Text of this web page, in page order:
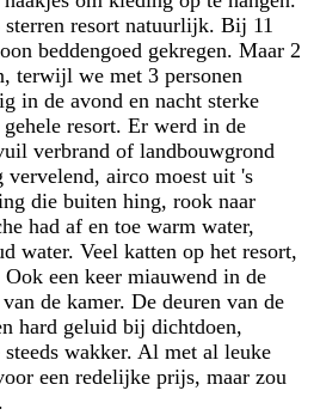
sterren resort natuurlijk. Bij 11
beddengoed gekregen. Maar 2
terwijl we met 3 personen
in de avond en nacht sterke
resort. Er werd in de
verbrand of landbouwgrond
vervelend, airco moest uit 's
die buiten hing, rook naar
had af en toe warm water,
water. Veel katten op het resort,
Ook een keer miauwend in de
de kamer. De deuren van de
hard geluid bij dichtdoen,
wakker. Al met al leuke
een redelijke prijs, maar zou